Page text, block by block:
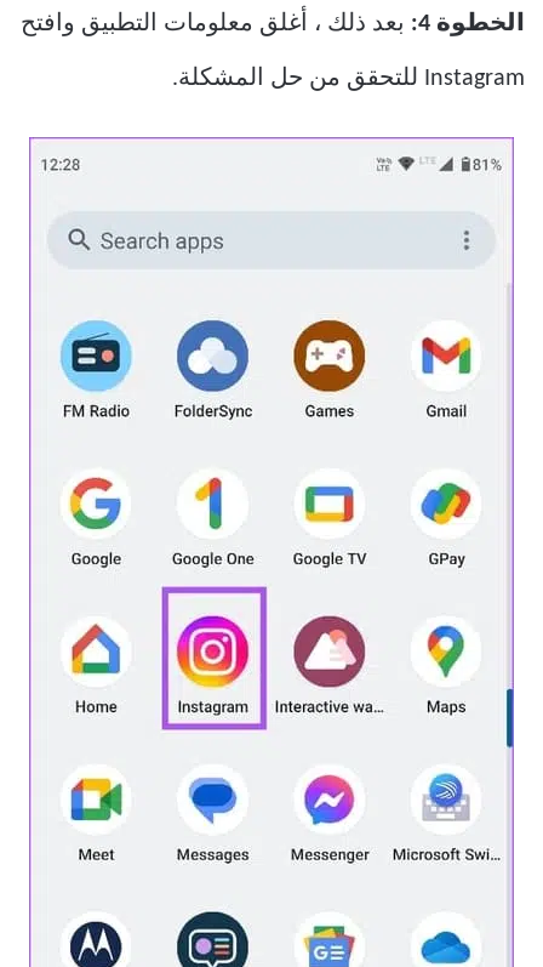
الخطوة 4: بعد ذلك ، أغلق معلومات التطبيق وافتح
Instagram للتحقق من حل المشكلة.